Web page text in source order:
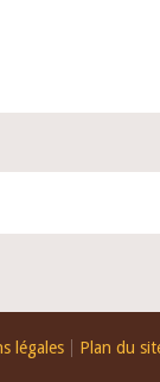
légales Plan du